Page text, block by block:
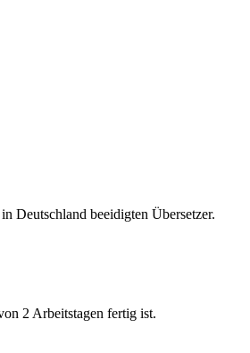
Deutschland beeidigten Übersetzer.
2 Arbeitstagen fertig ist.